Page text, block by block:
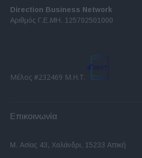
Direction Business Network
Αριθμός Γ.Ε.ΜΗ. 125702501000
Μέλος #232469 Μ.Η.Τ.
Επικοινωνία
Μ. Ασίας 43, Χαλάνδρι, 15233 Αττική